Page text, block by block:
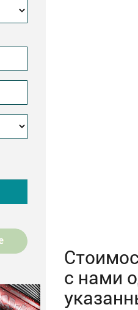
с нами